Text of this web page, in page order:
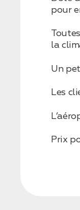
pour
la
Un
Les
Prix
связаться
Дата:0